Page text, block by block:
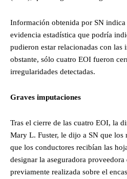
Información obtenida por SN indica
evidencia estadística que podría
pudieron estar relacionadas con las
obstante, sólo cuatro EOI fueron
irregularidades detectadas.
Graves imputaciones
Tras el cierre de las cuatro EOI, la
Mary L. Fuster, le dijo a SN que los
que los conductores recibían las
designar la aseguradora
previamente realizada sobre el